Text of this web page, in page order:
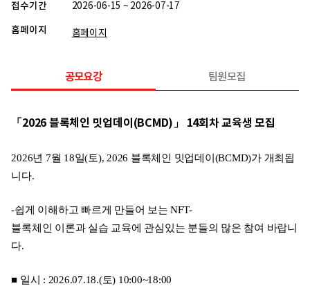
접수기간 2026-06-15 ~ 2026-07-17
홈페이지 홈페이지
공모요강 팀원모집
「2026 블록체인 밋업데이(BCMD)」 14회차 교육생 모집
2026년 7월 18일(토), 2026 블록체인 밋업데이(BCMD)가 개최됩
니다.
-쉽게 이해하고 빠르게 만들어 보는 NFT-
블록체인 이론과 실습 교육에 관심있는 분들의 많은 참여 바랍니
다.
■ 일시 : 2026.07.18.(토) 10:00~18:00